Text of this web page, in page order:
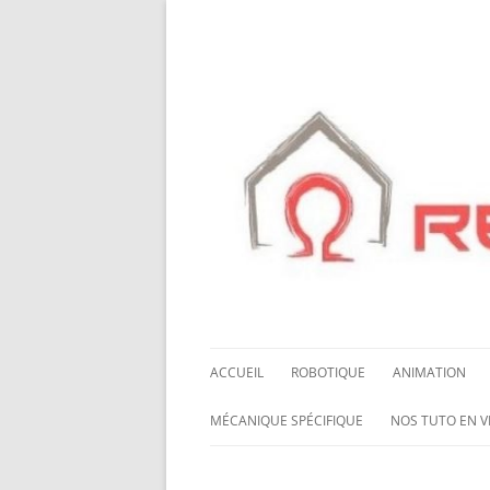
ACCUEIL ROBOTIQUE
NOS ROBOTS
ANIMATION
HALLOWING M0
MÉCANIQUE SPÉCIFIQUE NOS TUTO EN